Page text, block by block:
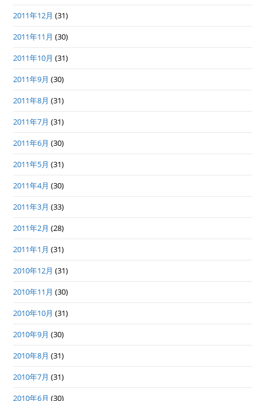
2011年12月 (31)
2011年11月 (30)
2011年10月 (31)
2011年9月 (30)
2011年8月 (31)
2011年7月 (31)
2011年6月 (30)
2011年5月 (31)
2011年4月 (30)
2011年3月 (33)
2011年2月 (28)
2011年1月 (31)
2010年12月 (31)
2010年11月 (30)
2010年10月 (31)
2010年9月 (30)
2010年8月 (31)
2010年7月 (31)
2010年6月 (30)